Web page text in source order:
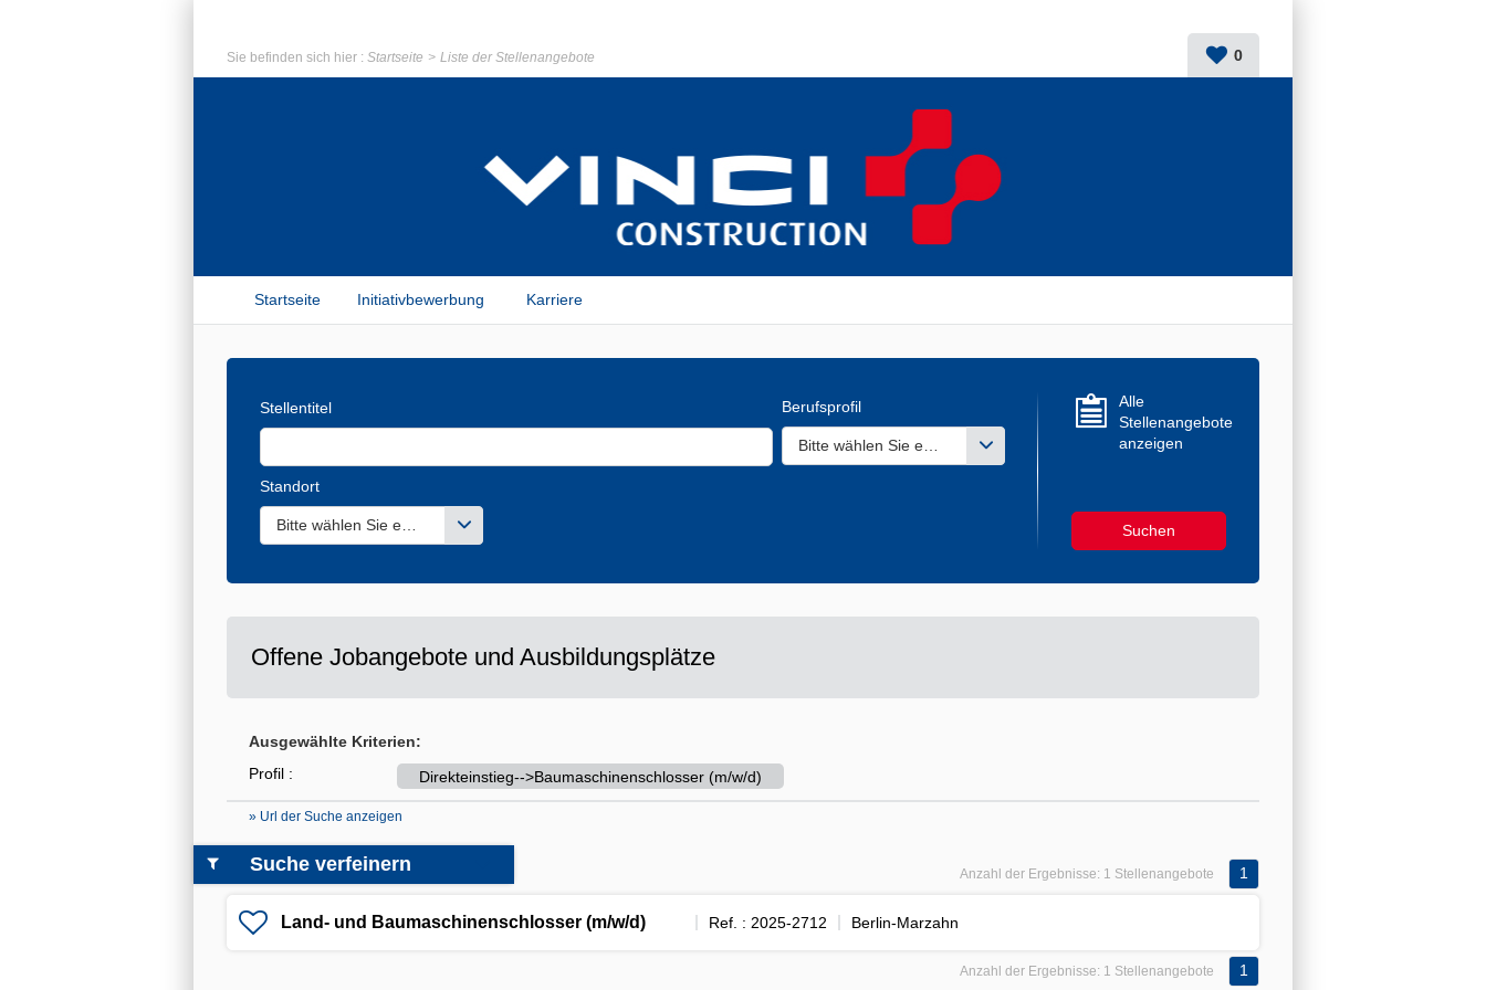
Sie befinden sich hier : Startseite Liste der Stellenangebote 0
Startseite Initiativbewerbung Karriere
Stellentitel Berufsprofil
Bitte wählen Sie einen oder mehrere Werte aus
Standort
Bitte wählen Sie einen oder mehrere Werte aus
Alle
Stellenangebote
anzeigen
Offene Jobangebote und Ausbildungsplätze
Ausgewählte Kriterien:
Profil :
Direkteinstieg-->Baumaschinenschlosser (m/w/d)
» Url der Suche anzeigen
Anzahl der Ergebnisse: 1 Stellenangebote 1
Land- und Baumaschinenschlosser (m/w/d) Ref. : 2025-2712 Berlin-Marzahn
Suche verfeinern
Anzahl der Ergebnisse: 1 Stellenangebote 1